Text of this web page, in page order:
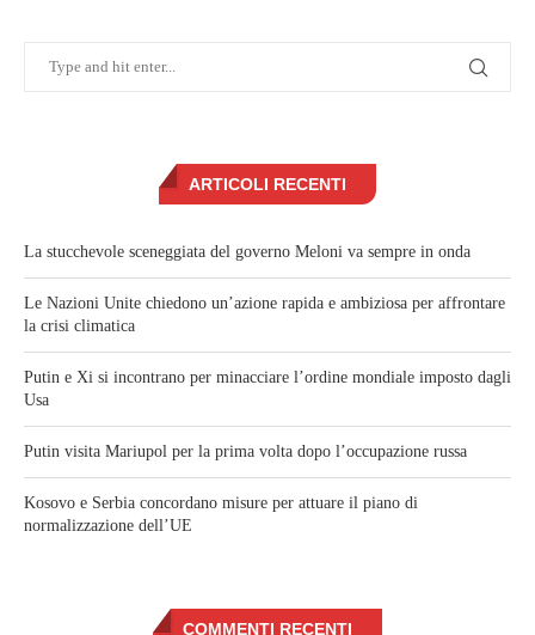
ARTICOLI RECENTI
La stucchevole sceneggiata del governo Meloni va sempre in onda
Le Nazioni Unite chiedono un’azione rapida e ambiziosa per affrontare
la crisi climatica
Putin e Xi si incontrano per minacciare l’ordine mondiale imposto dagli
Usa
Putin visita Mariupol per la prima volta dopo l’occupazione russa
Kosovo e Serbia concordano misure per attuare il piano di
normalizzazione dell’UE
COMMENTI RECENTI